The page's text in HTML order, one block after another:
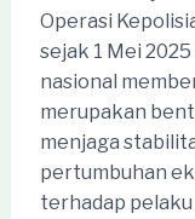
Operasi
sejak 1 Mei
nasional
merupakan
menjaga
pertumbuhan
terhadap